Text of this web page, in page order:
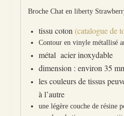
Broche Chat en liberty
tissu coton (catalogue de
Contour en vinyle métallisé
métal acier inoxydable
dimension : environ 35
les couleurs de tissus
à l’autre
une légère couche de résine